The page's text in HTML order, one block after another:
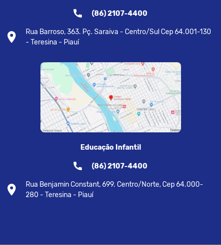
(86) 2107-4400
Rua Barroso, 363. Pç. Saraiva - Centro/Sul Cep 64.001-130
- Teresina - Piauí
Educação Infantil
(86) 2107-4400
Rua Benjamin Constant, 699. Centro/Norte, Cep 64.000-
280 - Teresina - Piauí